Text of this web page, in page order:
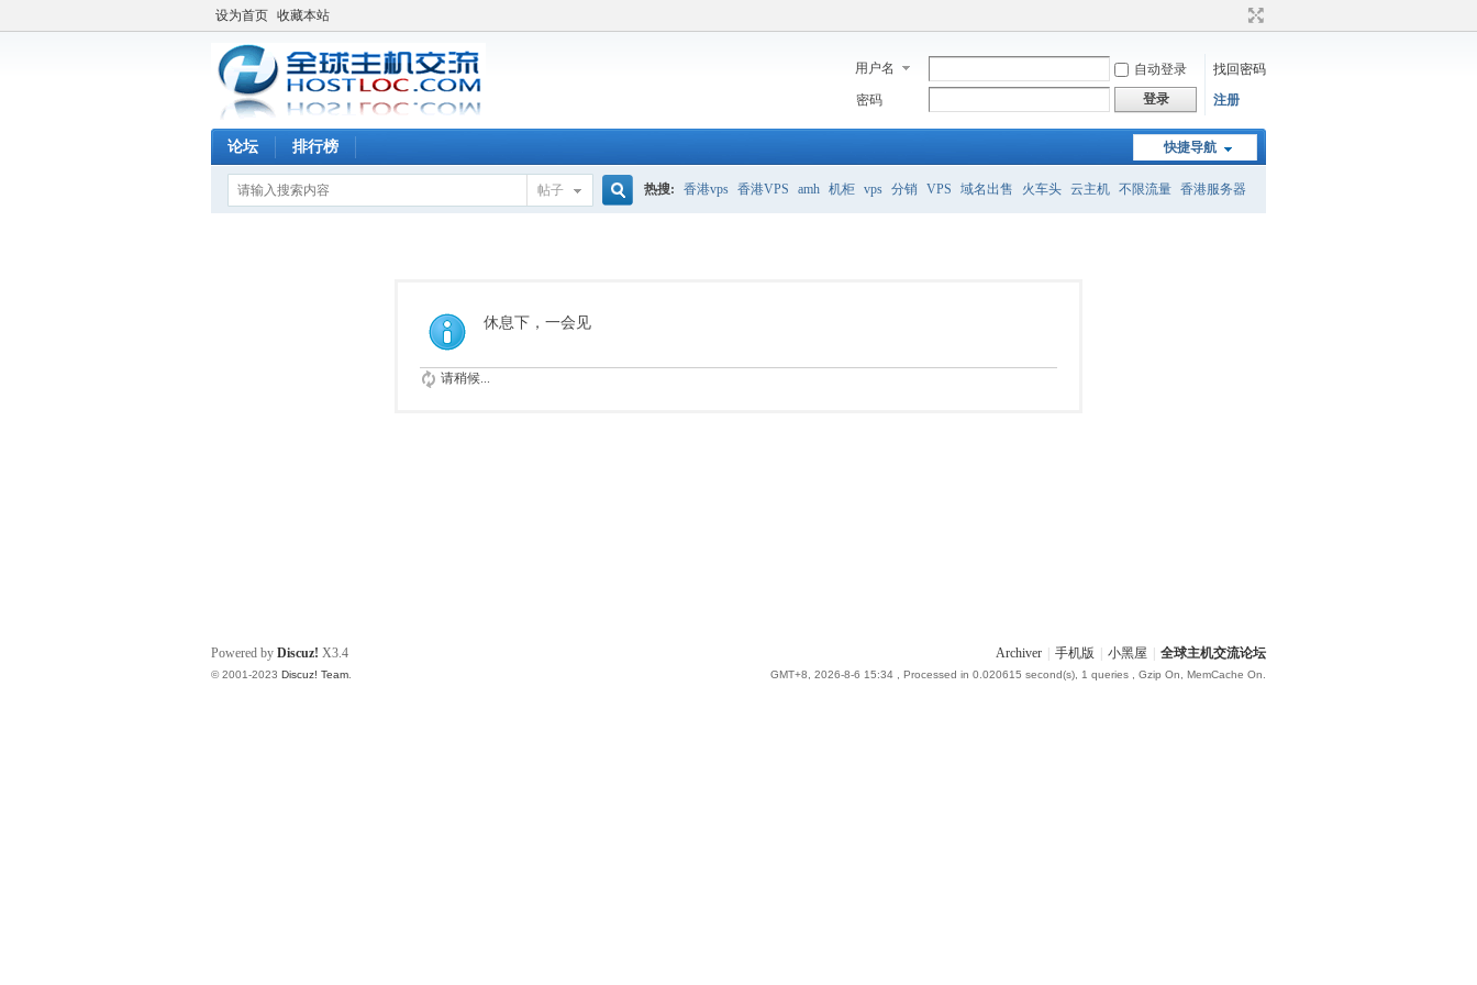
设为首页 收藏本站
用户名 自动登录
找回密码
密码
登录 注册
快捷导航
论坛 排行榜
帖子 热搜: 香港vps 香港VPS amh 机柜 vps 分销 VPS 域名出售 火车头 云主机 不限流量 香港服务器
休息下，一会见
请稍候...
Archiver 手机版 小黑屋 全球主机交流论坛
GMT+8, 2026-8-6 15:34 , Processed in 0.020615 second(s), 1 queries , Gzip On, MemCache On.
Powered by Discuz! X3.4
© 2001-2023 Discuz! Team